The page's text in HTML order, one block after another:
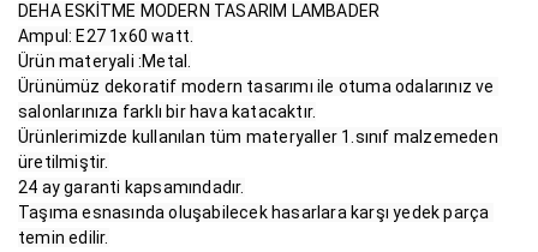
DEHA ESKİTME MODERN TASARIM LAMBADER
Ampul: E27 1x60 watt.
Ürün materyali :Metal.
Ürünümüz dekoratif modern tasarımı ile otuma odalarınız ve
salonlarınıza farklı bir hava katacaktır.
Ürünlerimizde kullanılan tüm materyaller 1.sınıf malzemeden
üretilmiştir.
24 ay garanti kapsamındadır.
Taşıma esnasında oluşabilecek hasarlara karşı yedek parça
temin edilir.